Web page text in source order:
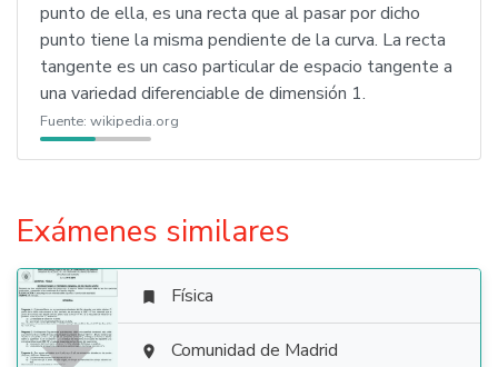
punto de ella, es una recta que al pasar por dicho
punto tiene la misma pendiente de la curva. La recta
tangente es un caso particular de espacio tangente a
una variedad diferenciable de dimensión 1.
Fuente: wikipedia.org
Exámenes similares
 Física
 Comunidad de Madrid